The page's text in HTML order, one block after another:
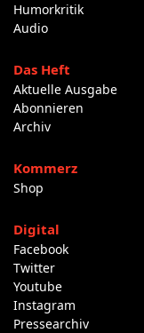
Humorkritik
Audio
Das Heft
Aktuelle Ausgabe
Abonnieren
Archiv
Kommerz
Shop
Digital
Facebook
Twitter
Youtube
Instagram
Pressearchiv